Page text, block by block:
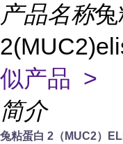
产品名称兔
似产品 >
简介
兔粘蛋白 2（MUC2）